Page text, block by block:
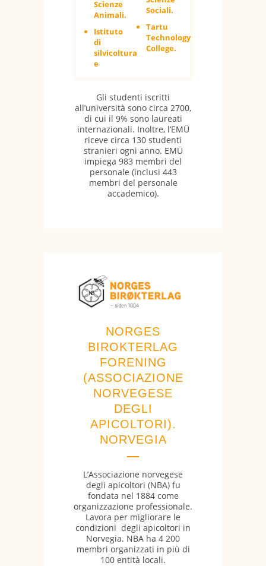
Scienze
Animali.
Istituto
di
silvicoltura
e
Sociali.
Tartu
Technology
College.
Gli studenti iscritti
all’università sono circa 2700,
di cui il 9% sono laureati
internazionali. Inoltre, l’EMÜ
riceve circa 130 studenti
stranieri ogni anno. EMÜ
impiega 983 membri del
personale (inclusi 443
membri del personale
accademico).
NORGES
BIROKTERLAG
FORENING
(ASSOCIAZIONE
NORVEGESE
DEGLI
APICOLTORI).
NORVEGIA
L’Associazione norvegese
degli apicoltori (NBA) fu
fondata nel 1884 come
organizzazione professionale.
Lavora per migliorare le
condizioni degli apicoltori in
Norvegia. NBA ha 4 200
membri organizzati in più di
100 entità locali.